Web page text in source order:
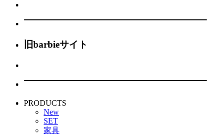
旧barbieサイト
PRODUCTS
New
SET
家具